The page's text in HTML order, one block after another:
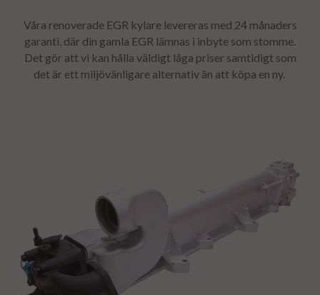
Våra renoverade EGR kylare levereras med 24 månaders
garanti, där din gamla EGR lämnas i inbyte som stomme.
Det gör att vi kan hålla väldigt låga priser samtidigt som
det är ett miljövänligare alternativ än att köpa en ny.